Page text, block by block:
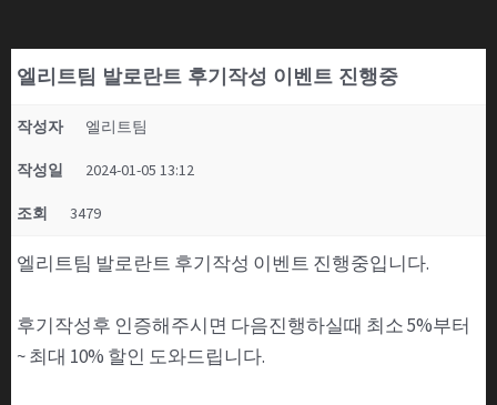
엘리트팀 발로란트 후기작성 이벤트 진행중
작성자 엘리트팀
작성일 2024-01-05 13:12
조회 3479
엘리트팀 발로란트 후기작성 이벤트 진행중입니다.
후기작성후 인증해주시면 다음진행하실때 최소 5%부터
~ 최대 10% 할인 도와드립니다.